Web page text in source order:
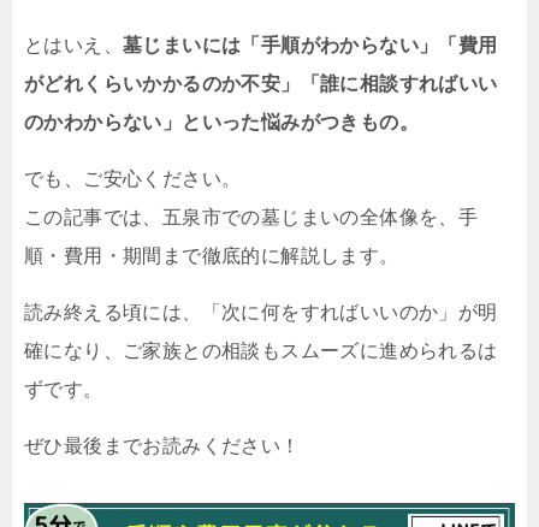
とはいえ、 墓じまいには「手順がわからない」「費用
がどれくらいかかるのか不安」「誰に相談すればいい
のかわからない」といった悩みがつきもの。
でも、ご安心ください。
この記事では、五泉市での墓じまいの全体像を、手
順・費用・期間まで徹底的に解説します。
読み終える頃には、「次に何をすればいいのか」が明
確になり、ご家族との相談もスムーズに進められるは
ずです。
ぜひ最後までお読みください！